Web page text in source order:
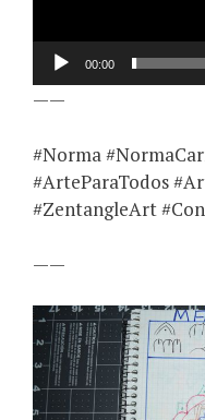
00:00
——
#Norma
#ArteParaTodos
#ZentangleArt
——